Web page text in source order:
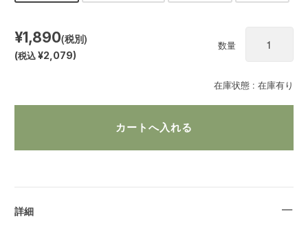
在庫状態 : 在庫有り
¥1,890(税別)
(税込¥2,079)
数量
詳細